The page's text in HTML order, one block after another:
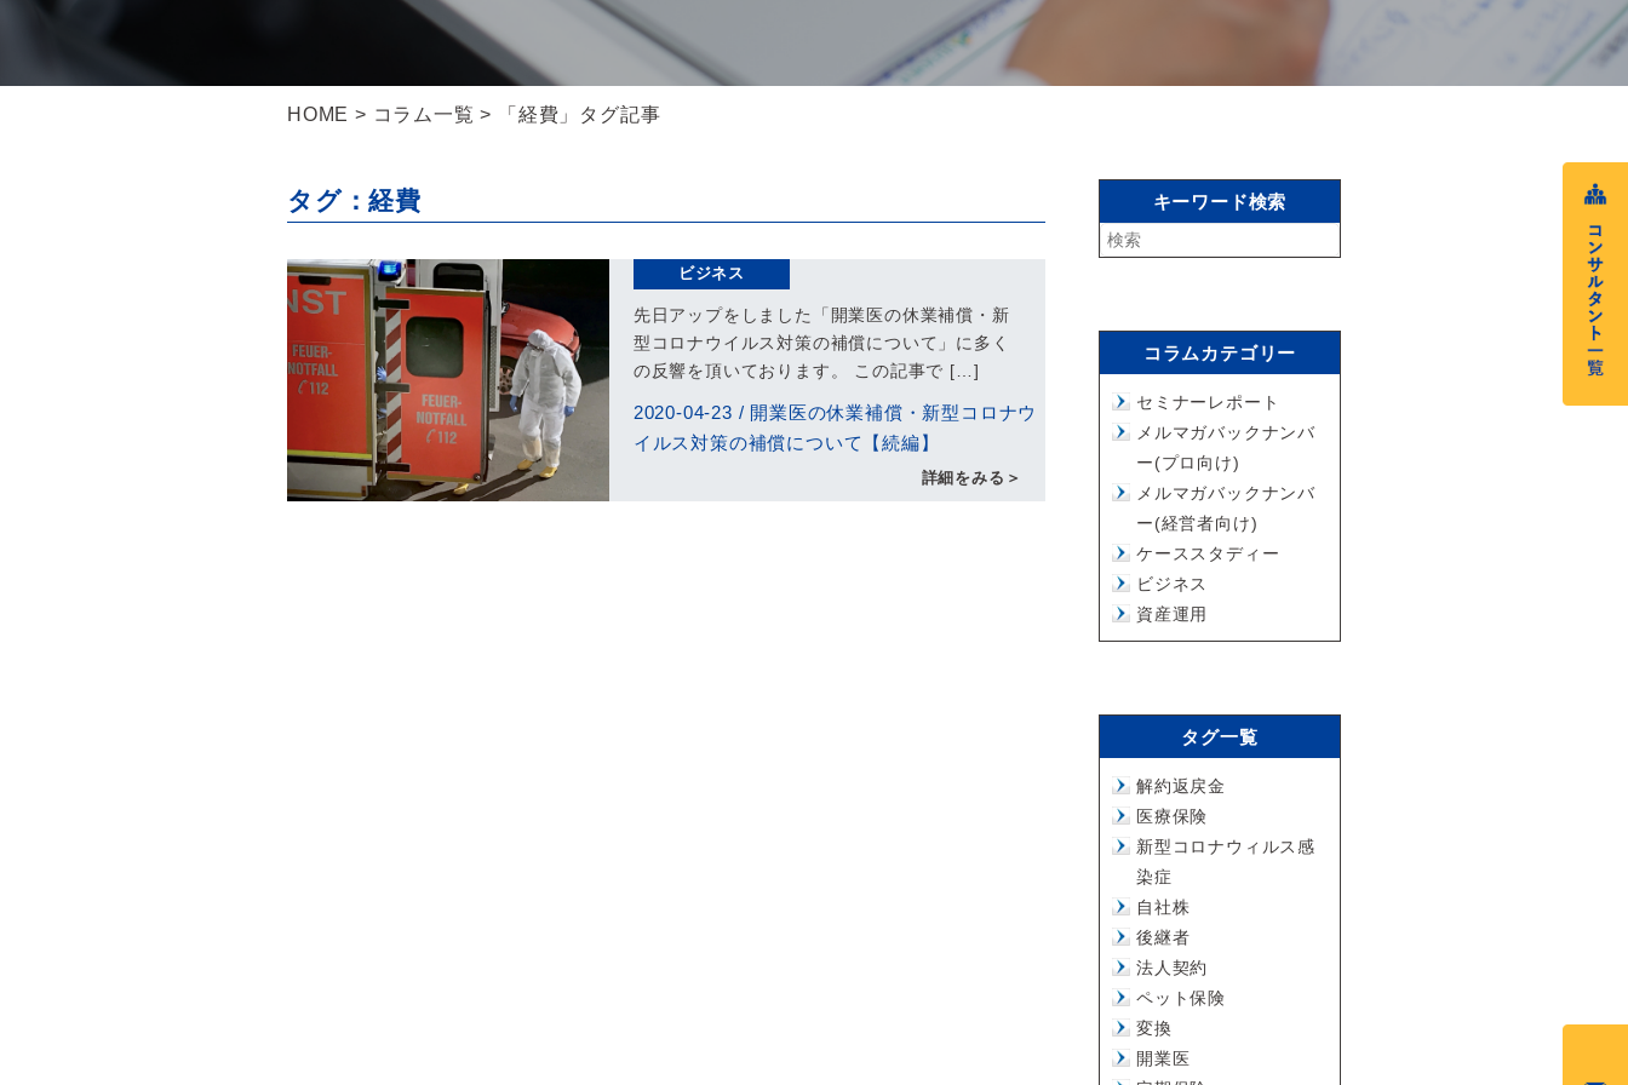
HOME > コラム一覧 > 「経費」タグ記事
タグ：経費
ビジネス
先日アップをしました「開業医の休業補償・新
型コロナウイルス対策の補償について」に多く
の反響を頂いております。 この記事で […]
2020-04-23 / 開業医の休業補償・新型コロナウ
イルス対策の補償について【続編】
詳細をみる＞
キーワード検索
コラムカテゴリー
セミナーレポート
メルマガバックナンバ
ー(プロ向け)
メルマガバックナンバ
ー(経営者向け)
ケーススタディー
ビジネス
資産運用
タグ一覧
解約返戻金
医療保険
新型コロナウィルス感
染症
自社株
後継者
法人契約
ペット保険
変換
開業医